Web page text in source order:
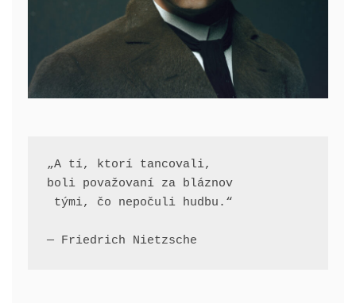
„A tí, ktorí tancovali,
boli považovaní za bláznov
tými, čo nepočuli hudbu.“
— Friedrich Nietzsche